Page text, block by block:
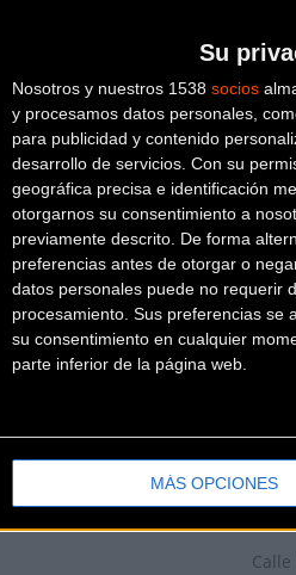
Su
Nosotros y nuestros 1538 socios
y procesamos datos personales,
para publicidad y contenido
desarrollo de servicios. Con su
geográfica precisa e identificación
otorgarnos su consentimiento a
previamente descrito. De forma
preferencias antes de otorgar o
datos personales puede no requerir
procesamiento. Sus preferencias se
su consentimiento en cualquier
parte inferior de la página web.
MÁS OPCIONES
Local 4-
14
(Alicante)
(Alicante)